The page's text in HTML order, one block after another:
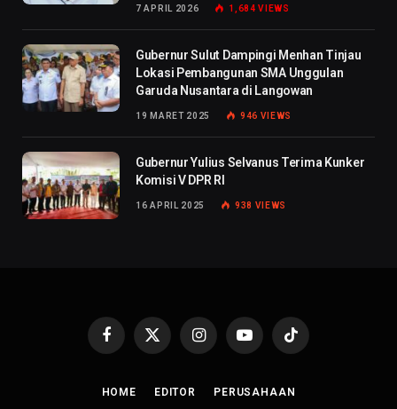
7 APRIL 2026 1,684VIEWS
Gubernur Sulut Dampingi Menhan Tinjau
Lokasi Pembangunan SMA Unggulan
Garuda Nusantara di Langowan
19 MARET 2025 946 VIEWS
Gubernur Yulius Selvanus Terima Kunker
Komisi V DPR RI
16 APRIL 2025 938 VIEWS
Facebook
X
InstagramYouTubeTikTok
HOME EDITOR PERUSAHAAN